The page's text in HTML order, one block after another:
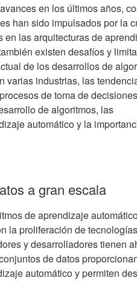
en los últimos años,
han sido impulsados por la
las arquitecturas de
existen desafíos y
de los desarrollos de
varias industrias, las
de toma de
de algoritmos, las
automático y la
a gran escala
de aprendizaje
la proliferación de
y desarrolladores tienen
de datos
automático y permiten